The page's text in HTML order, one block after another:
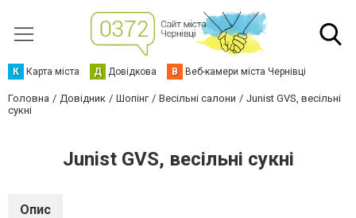
К Карта міста Д Довідкова В Веб-камери міста Чернівці
Головна Довідник Шопінг Весільні салони
Junist GVS, весільні
сукні
Junist GVS, весільні сукні
Опис